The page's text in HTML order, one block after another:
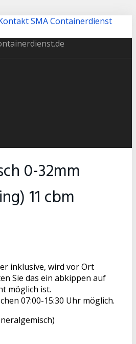
0-32mm
11 cbm
inklusive, wird vor Ort
Sie das ein abkippen auf
möglich ist.
07:00-15:30 Uhr möglich.